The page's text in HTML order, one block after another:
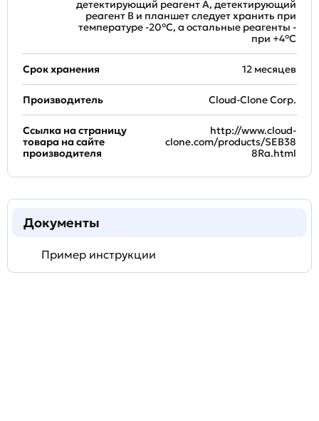
детектирующий реагент A, детектирующий
реагент B и планшет следует хранить при
температуре -20°C, а остальные реагенты -
при +4°С
Срок хранения 12 месяцев
Производитель Cloud-Clone Corp.
Ссылка на страницу
товара на сайте
производителя
http://www.cloud-
clone.com/products/SEB38
8Ra.html
Документы
Пример инструкции